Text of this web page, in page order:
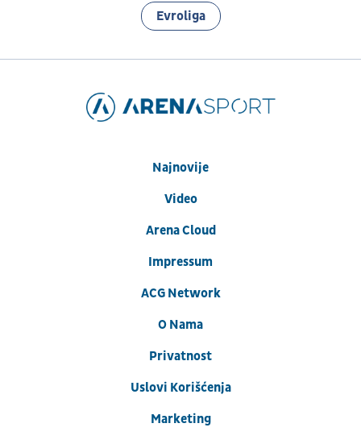
Evroliga
Najnovije
Video
Arena Cloud
Impressum
ACG Network
O Nama
Privatnost
Uslovi Korišćenja
Marketing